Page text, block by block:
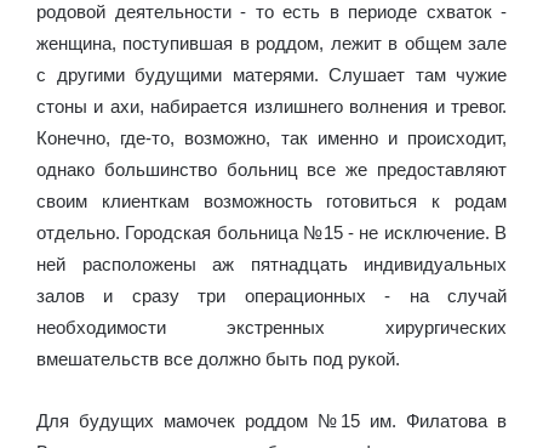
родовой деятельности - то есть в периоде схваток -
женщина, поступившая в роддом, лежит в общем зале
с другими будущими матерями. Слушает там чужие
стоны и ахи, набирается излишнего волнения и тревог.
Конечно, где-то, возможно, так именно и происходит,
однако большинство больниц все же предоставляют
своим клиенткам возможность готовиться к родам
отдельно. Городская больница №15 - не исключение. В
ней расположены аж пятнадцать индивидуальных
залов и сразу три операционных - на случай
необходимости экстренных хирургических
вмешательств все должно быть под рукой.
Для будущих мамочек роддом №15 им. Филатова в